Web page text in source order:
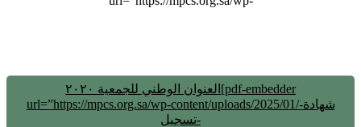
العنوان الوطني للجمعية ٢٠٢٠[pdf-embedder
url=”https://mpcs.org.sa/wp-content/uploads/2025/01/شهادة-
تسجيل-